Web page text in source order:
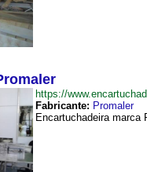
https://
Fabricante: Promaler
Encartuchadeira marca